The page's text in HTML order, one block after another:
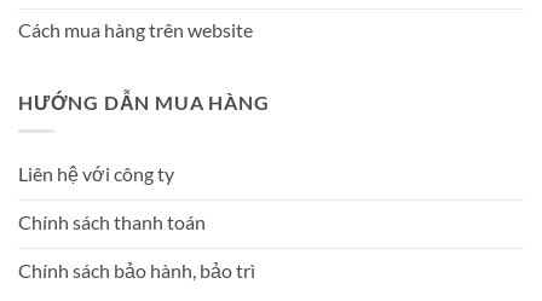
Cách mua hàng trên website
HƯỚNG DẪN MUA HÀNG
Liên hệ với công ty
Chính sách thanh toán
Chính sách bảo hành, bảo trì